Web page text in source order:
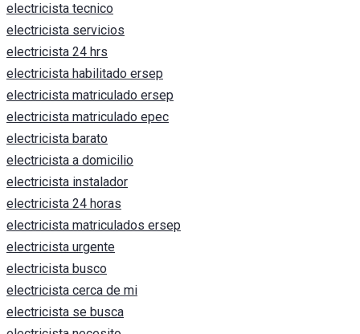
electricista tecnico
electricista servicios
electricista 24 hrs
electricista habilitado ersep
electricista matriculado ersep
electricista matriculado epec
electricista barato
electricista a domicilio
electricista instalador
electricista 24 horas
electricista matriculados ersep
electricista urgente
electricista busco
electricista cerca de mi
electricista se busca